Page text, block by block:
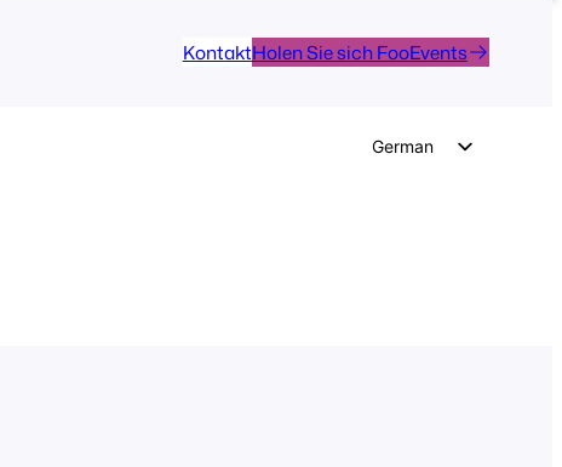
KontaktHolen Sie sich FooEvents
German